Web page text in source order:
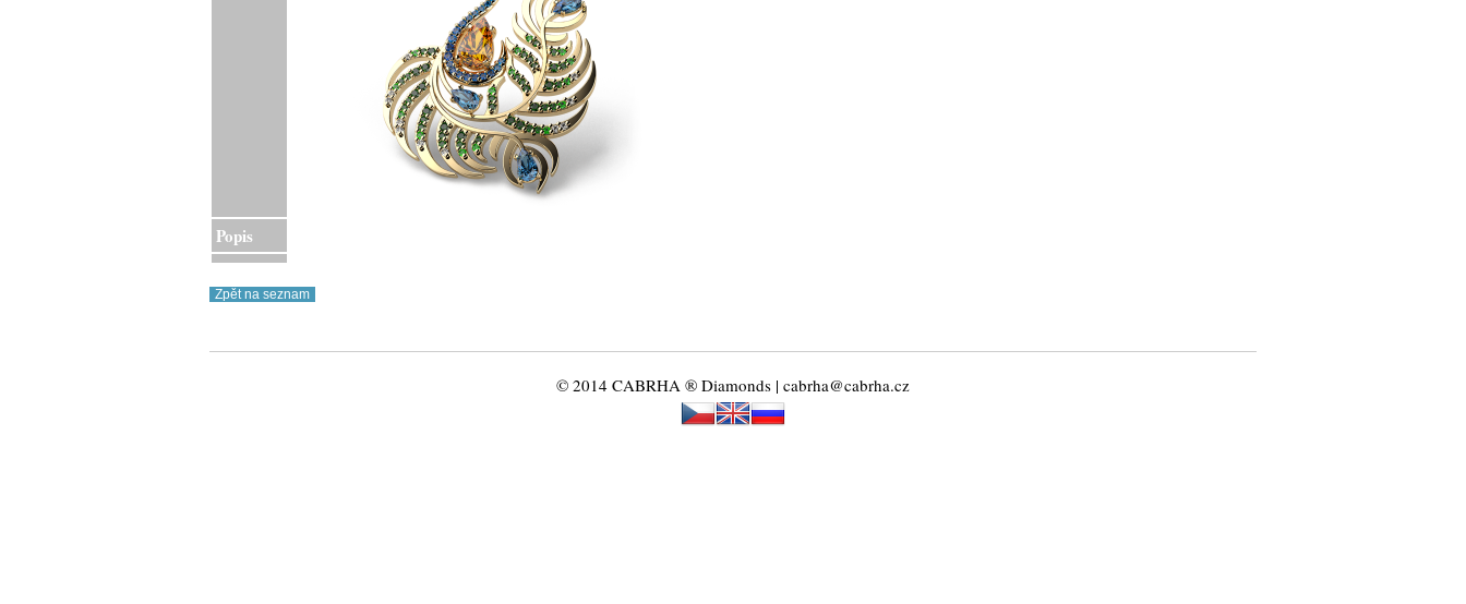
Popis
© 2014 CABRHA ® Diamonds | cabrha@cabrha.cz